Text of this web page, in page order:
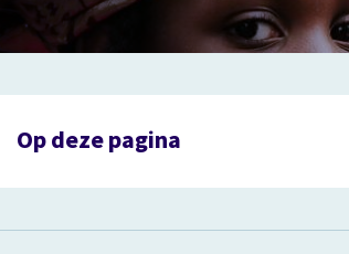
Op deze pagina
Wat is Keti Koti?
Hoe vier je Keti Koti?